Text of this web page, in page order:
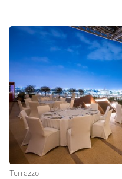
Terrazzo